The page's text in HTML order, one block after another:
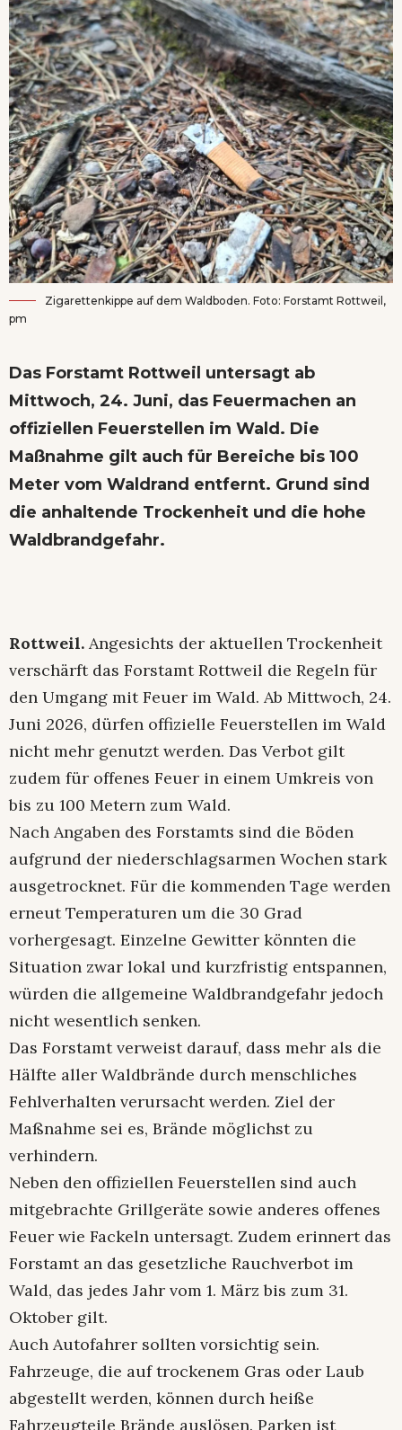
Zigarettenkippe auf dem Waldboden. Foto: Forstamt Rottweil,
pm
Das Forstamt Rottweil untersagt ab
Mittwoch, 24. Juni, das Feuermachen an
offiziellen Feuerstellen im Wald. Die
Maßnahme gilt auch für Bereiche bis 100
Meter vom Waldrand entfernt. Grund sind
die anhaltende Trockenheit und die hohe
Waldbrandgefahr.
Rottweil. Angesichts der aktuellen Trockenheit
verschärft das Forstamt Rottweil die Regeln für
den Umgang mit Feuer im Wald. Ab Mittwoch, 24.
Juni 2026, dürfen offizielle Feuerstellen im Wald
nicht mehr genutzt werden. Das Verbot gilt
zudem für offenes Feuer in einem Umkreis von
bis zu 100 Metern zum Wald.
Nach Angaben des Forstamts sind die Böden
aufgrund der niederschlagsarmen Wochen stark
ausgetrocknet. Für die kommenden Tage werden
erneut Temperaturen um die 30 Grad
vorhergesagt. Einzelne Gewitter könnten die
Situation zwar lokal und kurzfristig entspannen,
würden die allgemeine Waldbrandgefahr jedoch
nicht wesentlich senken.
Das Forstamt verweist darauf, dass mehr als die
Hälfte aller Waldbrände durch menschliches
Fehlverhalten verursacht werden. Ziel der
Maßnahme sei es, Brände möglichst zu
verhindern.
Neben den offiziellen Feuerstellen sind auch
mitgebrachte Grillgeräte sowie anderes offenes
Feuer wie Fackeln untersagt. Zudem erinnert das
Forstamt an das gesetzliche Rauchverbot im
Wald, das jedes Jahr vom 1. März bis zum 31.
Oktober gilt.
Auch Autofahrer sollten vorsichtig sein.
Fahrzeuge, die auf trockenem Gras oder Laub
abgestellt werden, können durch heiße
Fahrzeugteile Brände auslösen. Parken ist